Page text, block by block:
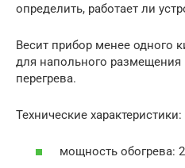
определить, работает ли
Весит прибор менее одного
для напольного
перегрева.
Технические характеристики:
мощность обогрева: